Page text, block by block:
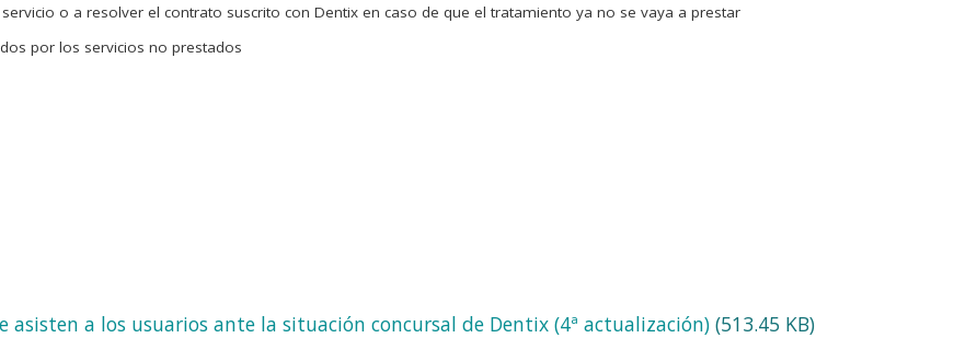
o a resolver el contrato suscrito con Dentix en caso de que el tratamiento ya no se vaya a prestar
por los servicios no prestados
a los usuarios ante la situación concursal de Dentix (4ª actualización) (513.45 KB)